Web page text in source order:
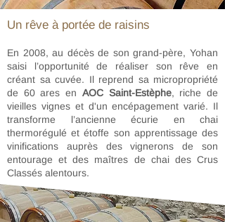
Un rêve à portée de raisins
En 2008, au décès de son grand-père, Yohan
saisi l’opportunité de réaliser son rêve en
créant sa cuvée. Il reprend sa micropropriété
de 60 ares en AOC Saint-Estèphe, riche de
vieilles vignes et d'un encépagement varié. Il
transforme l’ancienne écurie en chai
thermorégulé et étoffe son apprentissage des
vinifications auprès des vignerons de son
entourage et des maîtres de chai des Crus
Classés alentours.